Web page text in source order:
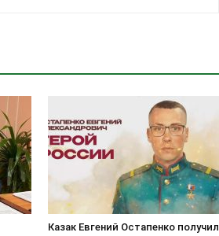
Казак Евгений Остапенко получил